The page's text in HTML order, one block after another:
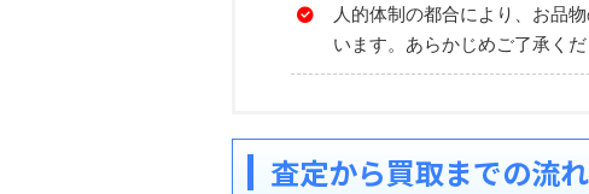
人的体制の都合により、お品
います。あらかじめご了承くだ
査定から買取までの流れ